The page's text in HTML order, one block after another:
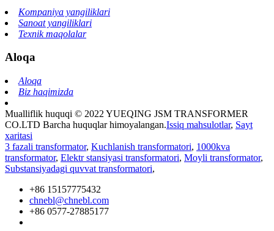
Kompaniya yangiliklari
Sanoat yangiliklari
Texnik maqolalar
Aloqa
Aloqa
Biz haqimizda
Mualliflik huquqi © 2022 YUEQING JSM TRANSFORMER
CO.LTD Barcha huquqlar himoyalangan.Issiq mahsulotlar, Sayt
xaritasi
3 fazali transformator, Kuchlanish transformatori, 1000kva
transformator, Elektr stansiyasi transformatori, Moyli transformator,
Substansiyadagi quvvat transformatori,
+86 15157775432
chnebl@chnebl.com
+86 0577-27885177